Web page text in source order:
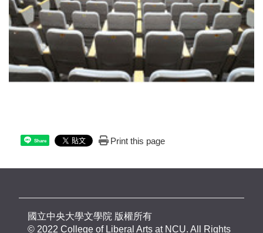
Share Print this page
國立中央大學文學院 版權所有
© 2022 College of Liberal Arts at NCU. All Rights